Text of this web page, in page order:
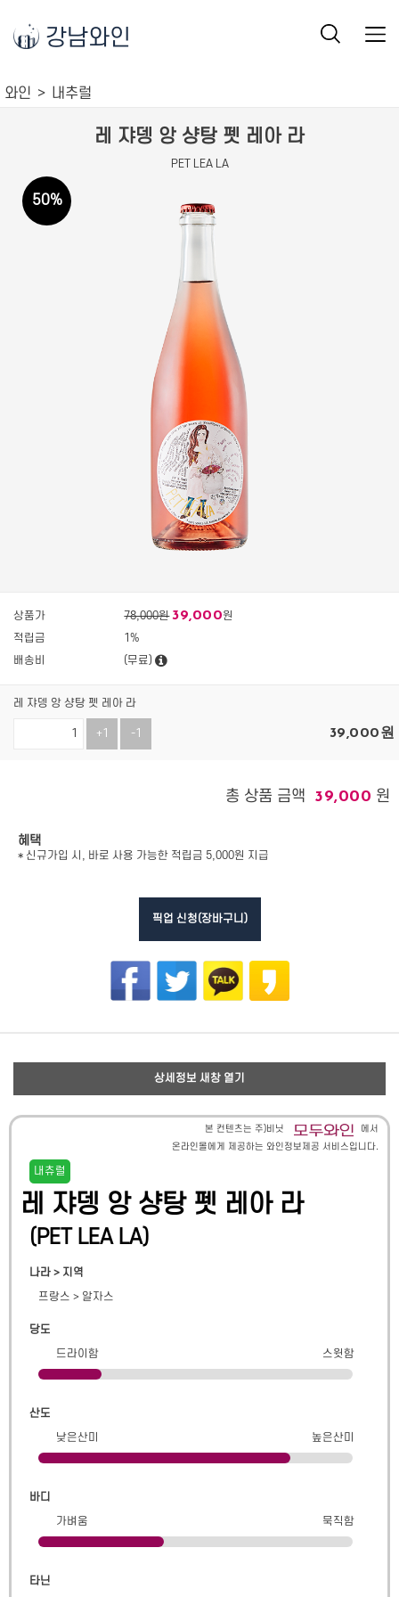
강남와인
와인 내추럴
레 쟈뎅 앙 샹탕 펫 레아 라
PET LEA LA
50%
상품가 78,000원 39,000원
적립금
1%
배송비
(무료)
레 쟈뎅 앙 샹탕 펫 레아 라
+1 -1 39,000원
총 상품 금액 39,000 원
혜택
* 신규가입 시, 바로 사용 가능한 적립금 5,000원 지급
픽업 신청(장바구니)
상세정보 새창 열기
본 컨텐츠는 주)비닛
에서
온라인몰에게 제공하는 와인정보제공 서비스입니다.
내츄럴
레 쟈뎅 앙 샹탕 펫 레아 라
(PET LEA LA)
나라 > 지역
프랑스 > 알자스
당도
드라이함
스윗함
산도
낮은산미
높은산미
바디
가벼움
묵직함
타닌